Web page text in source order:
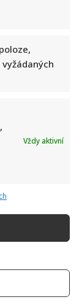
Vždy aktivní
za
samé hrůzy:
Její video